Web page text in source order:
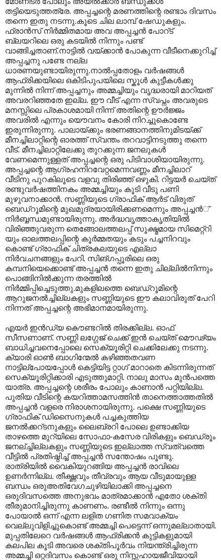
തട്ടിയെടുത്തത്രേ. അപ്പച്ചന്റെ മരണത്തിന്റെ രണ്ടാം ദിവസം
തന്നെ ഇതു നടന്നു.കൂടെ ചില ലാമ്പ് ഷേഡുകളും.
ഫ്രാന്‍സ് നിര്‍മ്മിതമായ അവ അപ്പച്ചന്‍ പോറ്ട്
ബ്ലയറിലെ ഒരു കടയില്‍ നിന്നും പണ്ട്
വാങ്ങിച്ചതാണ്.നാട്ടില്‍ വയ്ക്കാന്‍ പോകുന്ന വീടീനെക്കുറിച്ച്
അപ്പച്ചനു പണ്ടേ നല്ല
ധാരണയുണ്ടായിരുന്നു.നാല്‍പ്പതോളം വര്‍ഷങ്ങള്‍
ആഫ്രിക്കയിലെ ഒകിടിപുപയിലെ സ്കൂള്‍ കുട്ടീകള്‍ക്കു
മുന്നില്‍ നിന്ന് അപ്പച്ചനും അമ്മച്ചിയും വൃദ്ധരായി മാറിയത്
അവരറിഞ്ഞതേ ഇല്ല. ഈ വീട് എന്ന സ്വപ്നം അവരുടെ
മനസ്സിലെ പ്രകാശമായി നിന്ന് അതിന്റെ ഊര്‍ജ്ജം
അവരില്‍ എന്നും യൌവനം കോരി നിറച്ചുകൊണ്ടേ
ഇരുന്നിരുന്നു. പാലായ്ക്കും ഭരണങ്ങാനത്തിനുമിടയ്ക്ക്
മീനച്ചിലാറ്റിന്റെ ഓരത്ത് സ്വന്തം തറവാട്ടിനടുത്തു തന്നെ
വീട്. മീനച്ചിലാറ്റിലേക്കു തുറക്കുന്ന ജനലുകള്‍
വേണമെന്നുള്ളത് അപ്പച്ചന്റെ ഒരു പിടിവാശിയായിരുന്നു.
അപ്പച്ചന്റെ ആഗ്രഹനിറവേറ്റമെന്നവണ്ണം മീനച്ചിലാറ്
വീടിനു പുറകിലൂടെ വളവു തിരിഞ്ഞ് ഒഴുകി. റിട്ടയര്‍ ചെയ്ത്
രണ്ടുവര്‍ഷത്തിനകം അമ്മച്ചിയും കൂടി വീടു പണി
മുഴുവനാക്കാന്‍. സണ്ണിയുടെ ഗ്രാഫിക് ആര്‍ട് വിരുത്
ബെഡ്‌റൂമിന്റെ മുഖമുദ്രയായിരിക്കണമെന്നും അപ്പച്ചന്‍്
നിര്‍ബ്ബന്ധമുണ്ടായിരുന്നു. അര്‍ദ്ധവൃത്താകൃതിയില്‍
വിരിഞ്ഞുവരുന്ന തെങ്ങോലത്തലപ്പ് സൂക്ഷ്മമായ സിമെറ്റ്റി
യും ഓലത്തലപ്പിന്റെ കൂര്‍മ്മതയും കടും പച്ചനിറവും
കൊണ്ട് ഗ്രാഫിക് ചിത്രകലയുടെ എല്ലാ
നിര്‍വചനങ്ങളും പേറി. സിങ്ഗപ്പൂരിലെ ഒരു
കമ്പനിയെക്കൊണ്ട് അപ്പച്ചന്‍ തന്നെ ഇതു ചില്ലില്‍നിന്നും
പൊങ്ങിനില്‍ക്കുന്ന തരത്തില്‍
നിര്‍മ്മിപ്പിച്ചെടുത്തു.മുകളിലത്തെ ബെഡ്‌റൂമിന്റെ
ആറുജനല്‍ച്ചില്ലകളും സണ്ണിയുടെ ഈ കലാവിരുത് പേറി
നിന്നത് അപ്പച്ചന്റെ അഭിമാനമായിരുന്നു.
എയര്‍ ഇന്‍ഡ്യ കൌണ്ടറില്‍ തിരക്കില്ല. ഓഫ്
സീസണാണ്. സണ്ണി ലഗ്ഗേജ് ചെക്ക് ഇന്‍ ചെയ്ത് മൌഢ്യം
ബാധിച്ചവനെപ്പോലെ സെക്യൂരിറ്റി ചെക്കിലേക്കു നടന്നു.
ക്യാരി ഓണ്‍ ബാഗിന്മേല്‍ കഴിഞ്ഞതവണ
നാട്ടില്പോയപ്പോള്‍ കെട്ടിയിട്ട റ്റാഗ് മാറാതെ കിടന്നിരുന്നത്
സെക്യൂരിറ്റിക്കാരി എടുത്തുമാറ്റി. നാലു മാസം മുന്‍പത്തെ
യാത്ര. അപ്പച്ചന്റെ ശരീരം പോലും കാണാന്‍ പറ്റിയില്ല.
പുതിയ വീടിന്റെ കയറിത്താമസത്തിന്‍ താനെത്താത്തതില്‍
അപ്പച്ചന്‍ വളരെ നിരാശനായിരുന്നു. പക്ഷെ സണ്ണിയുടെ
ഗ്രാഫിക് ഡിസൈനുകള്‍ പച്ചകുത്തിയ
ജനല്‍ക്കറ്ടനുകളും ലൈബ്രറി പോലെ ഉണ്ടാക്കിയ
താഴത്തെ മുറ്യിലെ സോഫാ-കസേര വിരികളും ബെഡ്രൂം
ജനല്ച്ചില്ലകളും സണ്ണിയുടെ ഇല്ലാത്ത സ്വത്വത്തെ
വീട്ടില്‍ പ്രതിഷ്ഠിച്ച് അപ്പച്ചന്‍ സന്തോഷം പൂണ്ടു.
രാത്രിയില്‍ വൈകിയുറങ്ങിയ അപ്പച്ചന്‍ രാവിലെ
ഉണര്‍‍ന്നില്ല. തീക്ഷ്ണവും തീവ്രവും ആയ വീടുമായുള്ള
ബന്ധം ഒരുഅതിവേഗചുഴിയിലാക്കി അപ്പച്ചനെ
ഒരുദിവസത്തെ അനുഭവം മാത്രമാക്കാന്‍ എതോ ശക്തി
തീരുമാനിച്ചിരുന്നു കാണണം. രണ്ടീല്‍ നിന്നും ഒന്നു
പോയാല്‍ ഒന്ന് എന്ന ലളിത ഗണിത സമവാക്യം
വെല്ലുവിളിച്ചുകൊണ്ട് അമ്മച്ചി പെട്ടെന്ന് ഒന്നുമല്ലാതായി.
മുപ്പതിലേറെ വര്‍ഷങ്ങള്‍ ആഫ്രിക്കന്‍ കുട്ടികളുമായി
കലപില കൂടി അവരെ ശക്തിപൂര്‍വം നിയന്ത്രിച്ചിരുന്ന
അമ്മച്ചി ഒറ്റദിവസം കൊണ്ട് ഒരു നിസ്സഹായജീവിയായി